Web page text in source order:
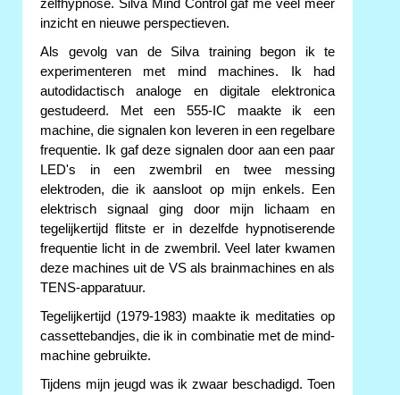
zelfhypnose. Silva Mind Control gaf me veel meer
inzicht en nieuwe perspectieven.
Als gevolg van de Silva training begon ik te
experimenteren met mind machines. Ik had
autodidactisch analoge en digitale elektronica
gestudeerd. Met een 555-IC maakte ik een
machine, die signalen kon leveren in een regelbare
frequentie. Ik gaf deze signalen door aan een paar
LED's in een zwembril en twee messing
elektroden, die ik aansloot op mijn enkels. Een
elektrisch signaal ging door mijn lichaam en
tegelijkertijd flitste er in dezelfde hypnotiserende
frequentie licht in de zwembril. Veel later kwamen
deze machines uit de VS als brainmachines en als
TENS-apparatuur.
Tegelijkertijd (1979-1983) maakte ik meditaties op
cassettebandjes, die ik in combinatie met de mind-
machine gebruikte.
Tijdens mijn jeugd was ik zwaar beschadigd. Toen